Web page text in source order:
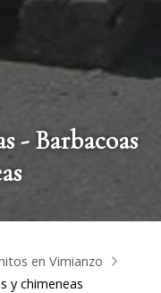
- Barbacoas
en Vimianzo
y chimeneas